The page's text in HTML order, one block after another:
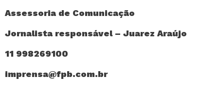
Assessoria de Comunicação
Jornalista responsável – Juarez Araújo
11 998269100
imprensa@fpb.com.br